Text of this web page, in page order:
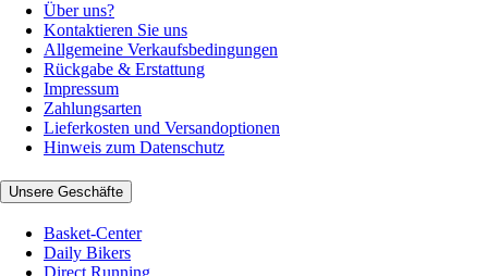
Über uns?
Kontaktieren Sie uns
Allgemeine Verkaufsbedingungen
Rückgabe & Erstattung
Impressum
Zahlungsarten
Lieferkosten und Versandoptionen
Hinweis zum Datenschutz
Unsere Geschäfte
Basket-Center
Daily Bikers
Direct Running